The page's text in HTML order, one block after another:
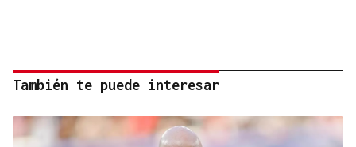
También te puede interesar